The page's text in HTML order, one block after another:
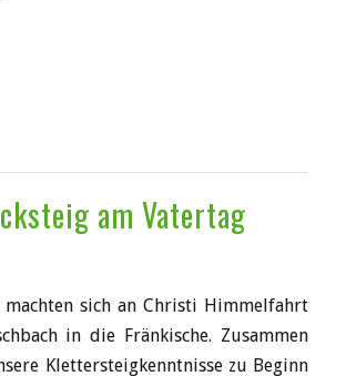
am Vatertag
machten sich an Christi Himmelfahrt
in die Fränkische. Zusammen
Klettersteigkenntnisse zu Beginn